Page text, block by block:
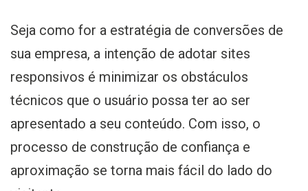
Seja como for a estratégia de conversões de
sua empresa, a intenção de adotar sites
responsivos é minimizar os obstáculos
técnicos que o usuário possa ter ao ser
apresentado a seu conteúdo. Com isso, o
processo de construção de confiança e
aproximação se torna mais fácil do lado do